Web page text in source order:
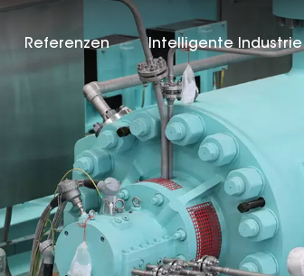
Referenzen Intelligente Industrie